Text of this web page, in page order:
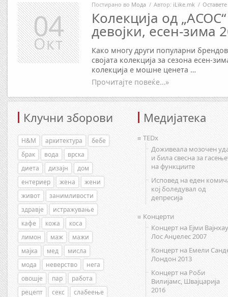
Постирано во Мода / Автор: iLike.mk /
Колекција од
девојки, есен-зима
Како многу други популарни
својата колекција за сезона есен-
колекција е мошне ценета …
Прочитајте повеќе…»
04
Окт
Клучни зборови
H&M архитектура
бебе
брак
вода
врска
диета
дизајн
дом
ентериер
жена
жени
живот
занимливости
здравје
истражување
кафе
кожа
коса
лимон
маж
мажи
мајка
мед
мисла
мода
неверство
нега
овошје
пар
работа
рецепт
секс
слабеење
Медијатека
TEDx
Доживеала мозочен
и била свесна за
на функциите
Исповед на еден
кој боледувал од
депресија
Концерти
Концерт на Ејми
Лос Анџелес 2007
Концерт на Емели
Лондон 2013
Концерт на Роби
Вилијамс, Швајцарија
2016